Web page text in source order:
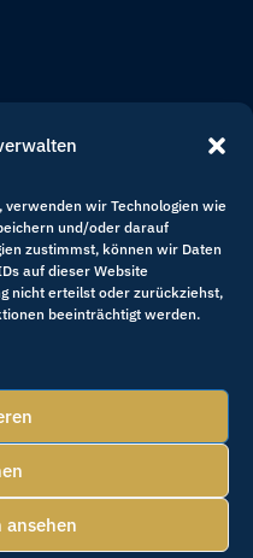
verwenden wir Technologien wie
und/oder darauf
zustimmst, können wir Daten
auf dieser Website
nicht erteilst oder zurückziehst,
beeinträchtigt werden.
ansehen
Einwilligung